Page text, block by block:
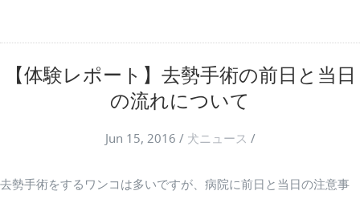
【体験レポート】去勢手術の前日と当日
の流れについて
Jun 15, 2016 / 犬ニュース /
去勢手術をするワンコは多いですが、病院に前日と当日の注意事